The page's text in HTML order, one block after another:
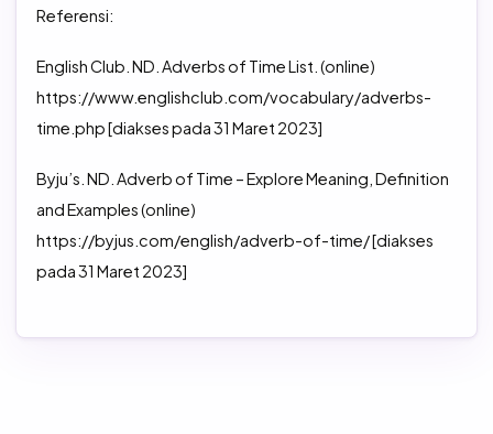
Referensi:
English Club. ND. Adverbs of Time List. (online)
https://www.englishclub.com/vocabulary/adverbs-
time.php [diakses pada 31 Maret 2023]
Byju’s. ND. Adverb of Time – Explore Meaning, Definition
and Examples (online)
https://byjus.com/english/adverb-of-time/ [diakses
pada 31 Maret 2023]